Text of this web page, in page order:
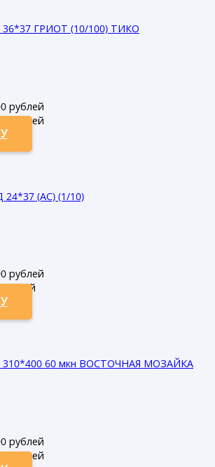
ГРИОТ (10/100) ТИКО
рублей
рублей
(АС) (1/10)
рублей
60 мкн ВОСТОЧНАЯ МОЗАЙКА
рублей
рублей